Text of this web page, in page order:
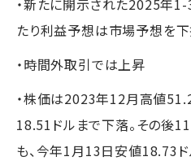
・新たに開示された2025年
たり利益予想は市場予想を
・時間外取引では上昇
・株価は2023年12月高値
18.51ドルまで下落。その後
も、今年1月13日安値18.73